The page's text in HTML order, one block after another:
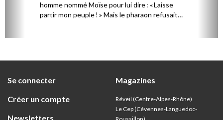
homme nommé Moïse pour lui dire : « Laisse
partir mon peuple ! » Mais le pharaon refusait
Se connecter
Créer un compte
Newsletters
Magazines
Réveil (Centre-Alpes-Rhône)
Le Cep (Cévennes-Languedoc-